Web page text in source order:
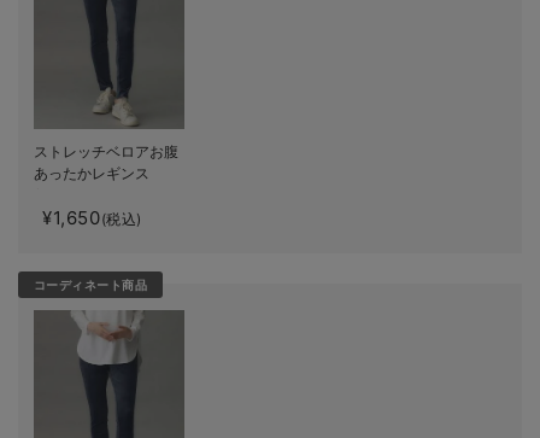
ストレッチベロアお腹
あったかレギンス
タニティ・産後 【出産
¥1,650(税込)
コーディネート商品